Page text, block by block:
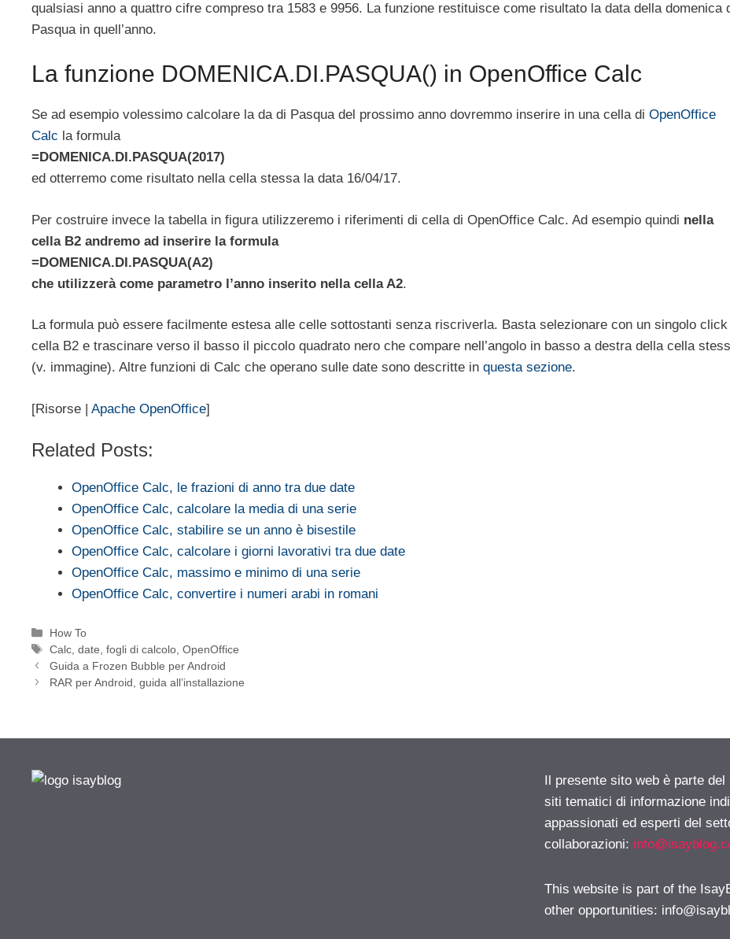
qualsiasi anno a quattro cifre compreso tra 1583 e 9956. La funzione restituisce come risultato la data della domenica
Pasqua in quell’anno.
La funzione DOMENICA.DI.PASQUA() in OpenOffice Calc
Se ad esempio volessimo calcolare la da di Pasqua del prossimo anno dovremmo inserire in una cella di OpenOffice
Calc la formula
=DOMENICA.DI.PASQUA(2017)
ed otterremo come risultato nella cella stessa la data 16/04/17.
Per costruire invece la tabella in figura utilizzeremo i riferimenti di cella di OpenOffice Calc. Ad esempio quindi nella
cella B2 andremo ad inserire la formula
=DOMENICA.DI.PASQUA(A2)
che utilizzerà come parametro l’anno inserito nella cella A2.
La formula può essere facilmente estesa alle celle sottostanti senza riscriverla. Basta selezionare con un singolo
cella B2 e trascinare verso il basso il piccolo quadrato nero che compare nell’angolo in basso a destra della cella
(v. immagine). Altre funzioni di Calc che operano sulle date sono descritte in questa sezione.
[Risorse | Apache OpenOffice]
Related Posts:
OpenOffice Calc, le frazioni di anno tra due date
OpenOffice Calc, calcolare la media di una serie
OpenOffice Calc, stabilire se un anno è bisestile
OpenOffice Calc, calcolare i giorni lavorativi tra due date
OpenOffice Calc, massimo e minimo di una serie
OpenOffice Calc, convertire i numeri arabi in romani
Categorie
How To
Tag
Calc ,date ,fogli di calcolo ,OpenOffice
Guida a Frozen Bubble per Android
RAR per Android, guida all’installazione
Il presente sito web è parte
siti tematici di informazione
appassionati ed esperti del
collaborazioni:
This website is part of the
other opportunities: